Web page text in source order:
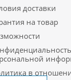
доставки
на товар
в